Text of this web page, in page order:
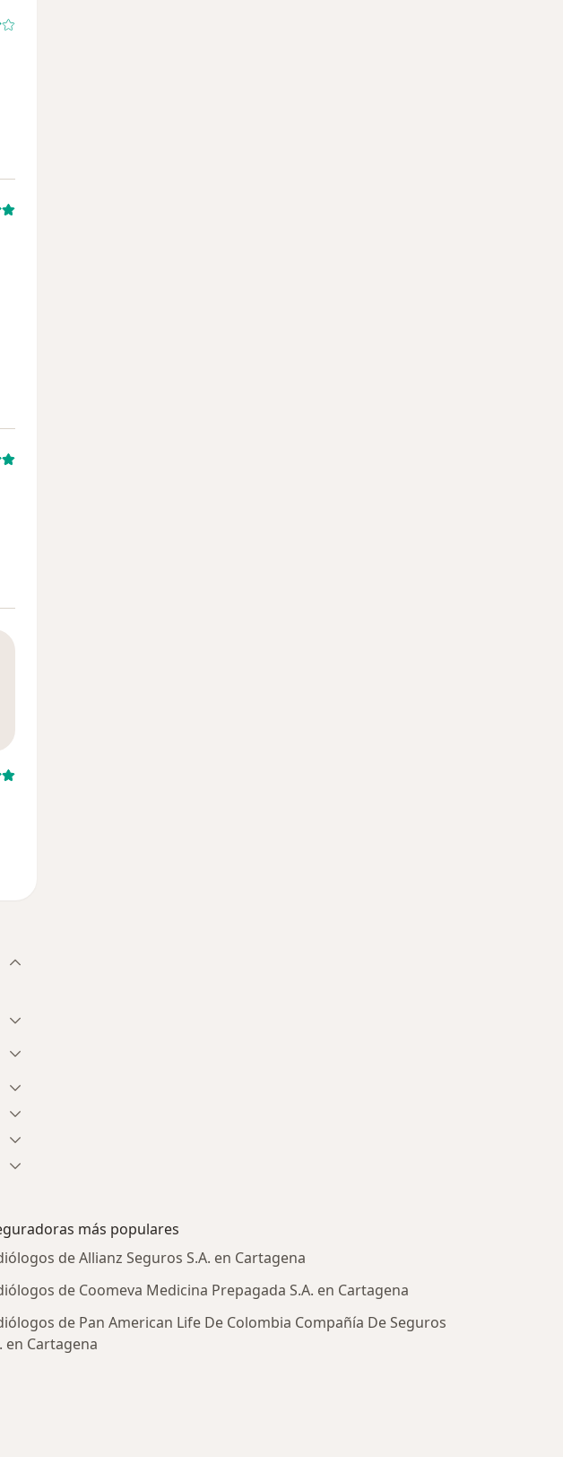
más populares
de Allianz Seguros S.A. en Cartagena
de Coomeva Medicina Prepagada S.A. en Cartagena
de Pan American Life De Colombia Compañía De Seguros
en Cartagena